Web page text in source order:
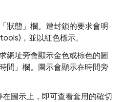
狀態」 欄。遭封鎖的要求會明
，並以紅色標示。
網址旁會顯示金色或棕色的圖
間」 欄。圖示會顯示在時間旁
在圖示上，即可查看套用的確切